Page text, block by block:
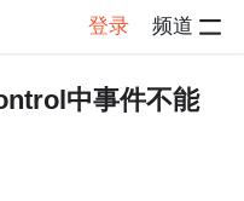
登录 频道
中事件不能